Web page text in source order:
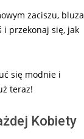
zaciszu, bluza
i przekonaj się, jak
się modnie i
teraz!
Kobiety